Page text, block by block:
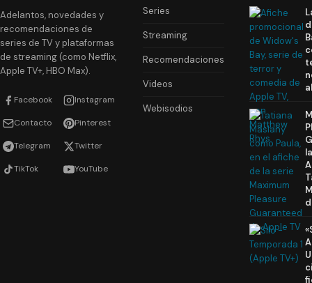
Adelantos, novedades y
recomendaciones de
series de TV y plataformas
de streaming (como Netflix,
Apple TV+, HBO Max).
Facebook Instagram
Contacto Pinterest
Telegram Twitter
TikTok YouTube
Series
Streaming
Recomendaciones
Videos
Webisodios